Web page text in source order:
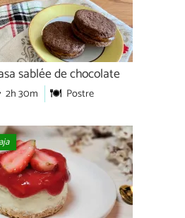
sablée de chocolate
2h 30m Postre